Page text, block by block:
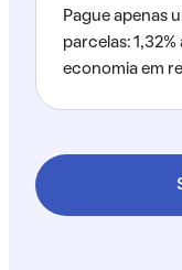
Pague apenas
parcelas:
economia em